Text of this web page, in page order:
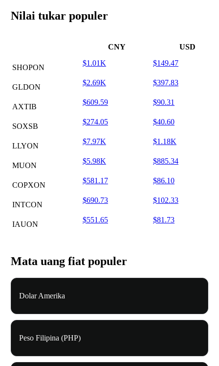
Nilai tukar populer
CNY USD
SHOPON
$1.01K $149.47
GLDON
$2.69K $397.83
AXTIB
$609.59 $90.31
SOXSB
$274.05 $40.60
LLYON
$7.97K $1.18K
MUON
$5.98K $885.34
COPXON
$581.17 $86.10
INTCON
$690.73 $102.33
IAUON
$551.65 $81.73
Mata uang fiat populer
Dolar Amerika
Peso Filipina (PHP)